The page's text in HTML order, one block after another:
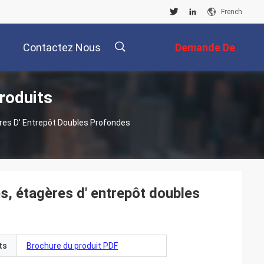
French
Contactez Nous Demande De
Soumission
D' Entrepôt Doubles Profondes
étagères d' entrepôt doubles
Brochure du produit PDF